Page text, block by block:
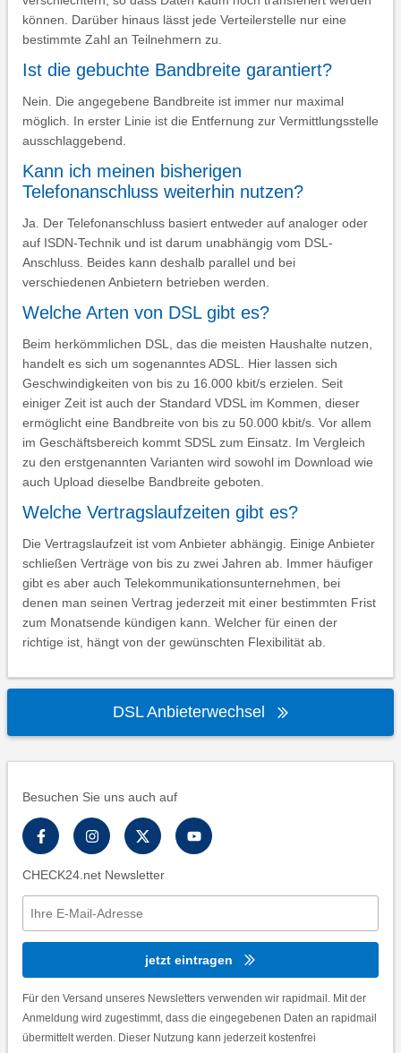
Besuchen Sie uns auch auf
CHECK24.net Newsletter
jetzt eintragen
Für den Versand unseres Newsletters verwenden wir rapidmail. Mit der
Anmeldung wird zugestimmt, dass die eingegebenen Daten an rapidmail
übermittelt werden. Dieser Nutzung kann jederzeit kostenfrei
können. Darüber hinaus lässt jede Verteilerstelle nur eine
bestimmte Zahl an Teilnehmern zu.
Ist die gebuchte Bandbreite garantiert?
Nein. Die angegebene Bandbreite ist immer nur maximal
möglich. In erster Linie ist die Entfernung zur Vermittlungsstelle
ausschlaggebend.
Kann ich meinen bisherigen
Telefonanschluss weiterhin nutzen?
Ja. Der Telefonanschluss basiert entweder auf analoger oder
auf ISDN-Technik und ist darum unabhängig vom DSL-
Anschluss. Beides kann deshalb parallel und bei
verschiedenen Anbietern betrieben werden.
Welche Arten von DSL gibt es?
Beim herkömmlichen DSL, das die meisten Haushalte nutzen,
handelt es sich um sogenanntes ADSL. Hier lassen sich
Geschwindigkeiten von bis zu 16.000 kbit/s erzielen. Seit
einiger Zeit ist auch der Standard VDSL im Kommen, dieser
ermöglicht eine Bandbreite von bis zu 50.000 kbit/s. Vor allem
im Geschäftsbereich kommt SDSL zum Einsatz. Im Vergleich
zu den erstgenannten Varianten wird sowohl im Download wie
auch Upload dieselbe Bandbreite geboten.
Welche Vertragslaufzeiten gibt es?
Die Vertragslaufzeit ist vom Anbieter abhängig. Einige Anbieter
schließen Verträge von bis zu zwei Jahren ab. Immer häufiger
gibt es aber auch Telekommunikationsunternehmen, bei
denen man seinen Vertrag jederzeit mit einer bestimmten Frist
zum Monatsende kündigen kann. Welcher für einen der
richtige ist, hängt von der gewünschten Flexibilität ab.
DSL Anbieterwechsel